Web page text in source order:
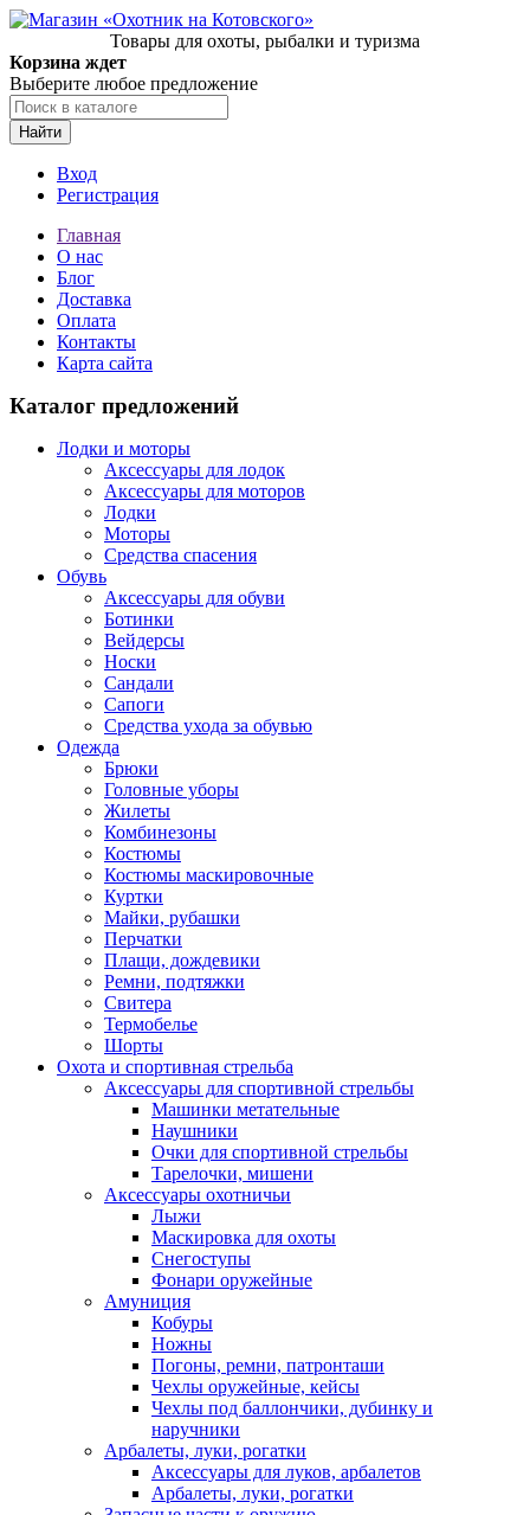
Товары для охоты, рыбалки и туризма
Корзина ждет
Выберите любое предложение
Найти
Вход
Регистрация
Главная
О нас
Блог
Доставка
Оплата
Контакты
Карта сайта
Каталог предложений
Лодки и моторы
Аксессуары для лодок
Аксессуары для моторов
Лодки
Моторы
Средства спасения
Обувь
Аксессуары для обуви
Ботинки
Вейдерсы
Носки
Сандали
Сапоги
Средства ухода за обувью
Одежда
Брюки
Головные уборы
Жилеты
Комбинезоны
Костюмы
Костюмы маскировочные
Куртки
Майки, рубашки
Перчатки
Плащи, дождевики
Ремни, подтяжки
Свитера
Термобелье
Шорты
Охота и спортивная стрельба
Аксессуары для спортивной стрельбы
Машинки метательные
Наушники
Очки для спортивной стрельбы
Тарелочки, мишени
Аксессуары охотничьи
Лыжи
Маскировка для охоты
Снегоступы
Фонари оружейные
Амуниция
Кобуры
Ножны
Погоны, ремни, патронташи
Чехлы оружейные, кейсы
Чехлы под баллончики, дубинку и
наручники
Арбалеты, луки, рогатки
Аксессуары для луков, арбалетов
Арбалеты, луки, рогатки